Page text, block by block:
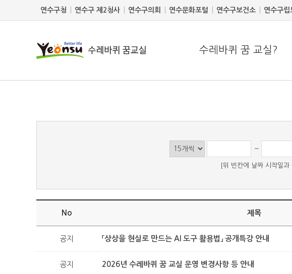
연수구청 연수구 제2청사 연수구의회 연수문화포털 연수구보건소 연수구립
수레바퀴 꿈 교실?
~
[위 빈칸에 날짜 시작일
No 제목
공지 「상상을 현실로 만드는 AI 도구 활용법」 공개특강 안내
공지 2026년 수레바퀴 꿈 교실 운영 변경사항 등 안내